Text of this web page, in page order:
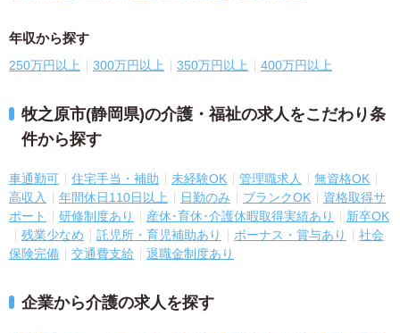
年収から探す
250万円以上 300万円以上 350万円以上 400万円以上
牧之原市(静岡県)の介護・福祉の求人をこだわり条
件から探す
車通勤可 住宅手当・補助 未経験OK 管理職求人
無資格OK
高収入
年間休日110日以上 日勤のみ ブランクOK
資格取得サ
ポート
研修制度あり 産休･育休･介護休暇取得実績あり
新卒OK
残業少なめ
託児所・育児補助あり ボーナス・賞与あり
社会
保険完備
交通費支給 退職金制度あり
企業から介護の求人を探す